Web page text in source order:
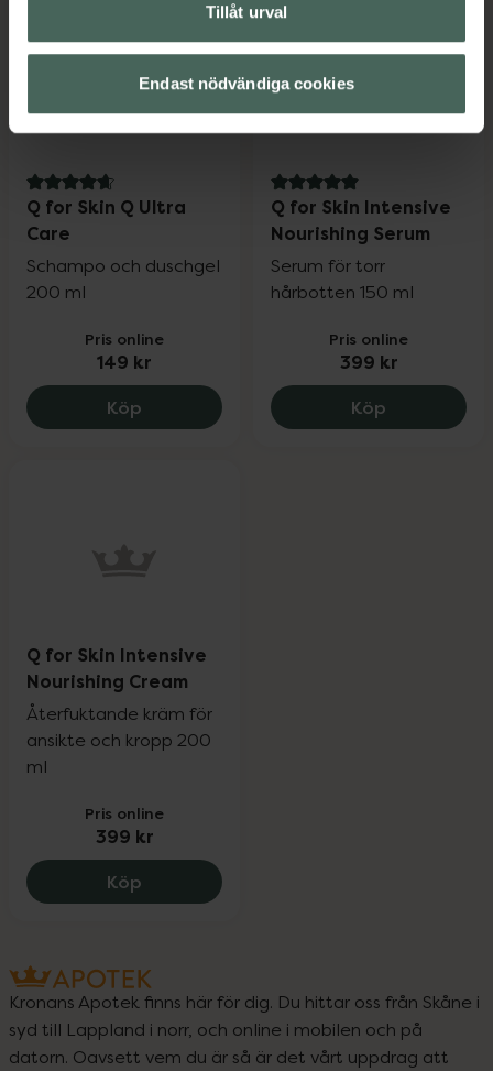
Tillåt urval
Endast nödvändiga cookies
4.9 av 5 i omdöme
Q for Skin Q Ultra
Care
Schampo och duschgel
200 ml
Pris online
149 kr
Köp Q for Skin Q Ultra Care, 149 kr.
5 av 5 i omdöme
Q for Skin Intensive
Nourishing Serum
Serum för torr
hårbotten 150 ml
Pris online
399 kr
Köp Q for Skin
Q for Skin Intensive
Nourishing Cream
Återfuktande kräm för
ansikte och kropp 200
ml
Pris online
399 kr
Köp Q for Skin Intensive Nourishing Cream,
Kronans Apotek finns här för dig. Du hittar oss från Skåne i
syd till Lappland i norr, och online i mobilen och på
datorn. Oavsett vem du är så är det vårt uppdrag att